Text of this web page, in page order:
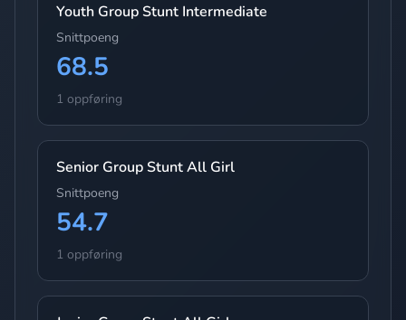
Youth Group Stunt Intermediate
Snittpoeng
68.5
1 oppføring
Senior Group Stunt All Girl
Snittpoeng
54.7
1 oppføring